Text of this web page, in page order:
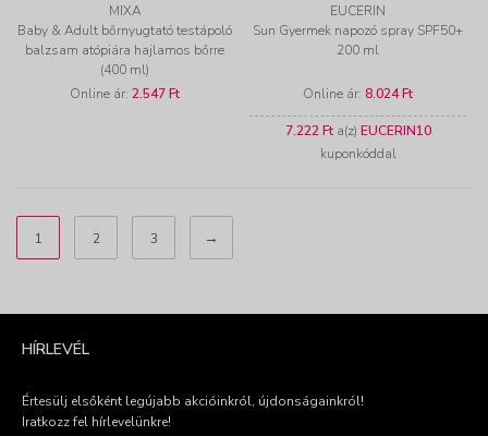
MIXA
Baby & Adult bőrnyugtató testápoló
balzsam atópiára hajlamos bőrre
(400 ml)
Online ár: 2.547 Ft
EUCERIN
Sun Gyermek napozó spray SPF50+
200 ml
Online ár: 8.024 Ft
7.222 Fta(z) EUCERIN10
kuponkóddal
1 2 3 →
HÍRLEVÉL
Értesülj elsőként legújabb akcióinkról, újdonságainkról!
Iratkozz fel hírlevelünkre!